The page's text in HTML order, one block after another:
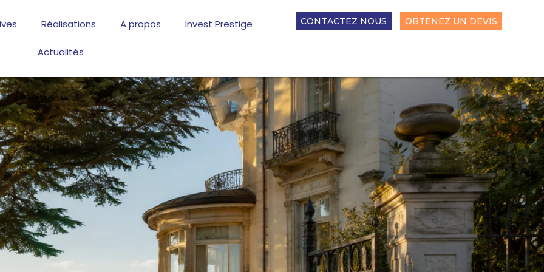
Réalisations A propos Invest Prestige
Actualités
CONTACTEZ NOUS OBTENEZ UN DEVIS